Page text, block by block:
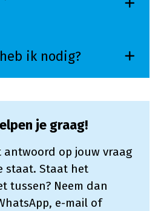
ik nodig?
je graag!
antwoord op jouw vraag
staat. Staat het
tussen? Neem dan
e-mail of